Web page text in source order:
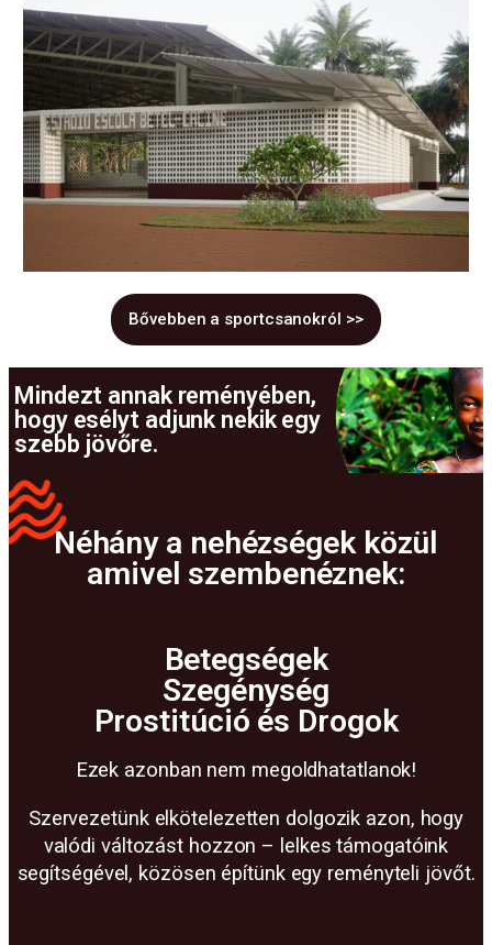
Bővebben a sportcsanokról >>
Mindezt annak reményében,
hogy esélyt adjunk nekik egy
szebb jövőre.
Néhány a nehézségek közül
amivel szembenéznek:
Betegségek
Szegénység
Prostitúció és Drogok
Ezek azonban nem megoldhatatlanok!
Szervezetünk elkötelezetten dolgozik azon, hogy
valódi változást hozzon – lelkes támogatóink
segítségével, közösen építünk egy reményteli jövőt.